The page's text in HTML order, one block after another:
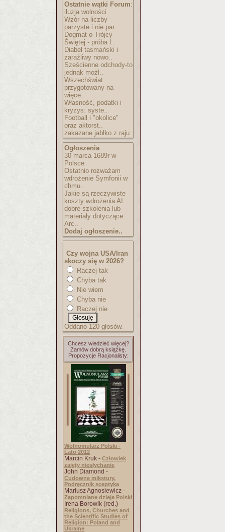
Ostatnie wątki Forum:
iluzja wolności
Wzór na liczby
parzyste i nie par..
Dogmat o Trójcy
Świętej - próba l..
Diabeł tasmański i
zaraźliwy nowo..
Sześcienne odchody-to
jednak możl..
Wszechświat
przygotowany na
więce..
Własność, podatki i
kryzys: syste..
Football i "okolice"
oraz aktorst..
zakazane jabłko z raju
Ogłoszenia:
30 marca 1689r w
Polsce
Ostatnio rozważam
wdrożenie Symfonii w
chmu..
Jakie są rzeczywiste
koszty wdrożenia AI
dobre szkolenia lub
materiały dotyczące
Arc..
Dodaj ogłoszenie..
Czy wojna USA/Iran
skoczy się w 2026?
Raczej tak
Chyba tak
Nie wiem
Chyba nie
Raczej nie
Oddano 120 głosów.
Chcesz wiedzieć więcej?
Zamów dobrą książkę.
Propozycje Racjonalisty:
Wolnomularz Polski -
Lato 2012
Marcin Kruk - Człowiek
zajęty niesłychanie
John Diamond -
Cudowne mikstury.
Podręcznik sceptyka
Mariusz Agnosiewicz -
Zapomniane dzieje Polski
Irena Borowik (red.) -
Religions, Churches and
the Scientific Studies of
Religion: Poland and
Ukraine